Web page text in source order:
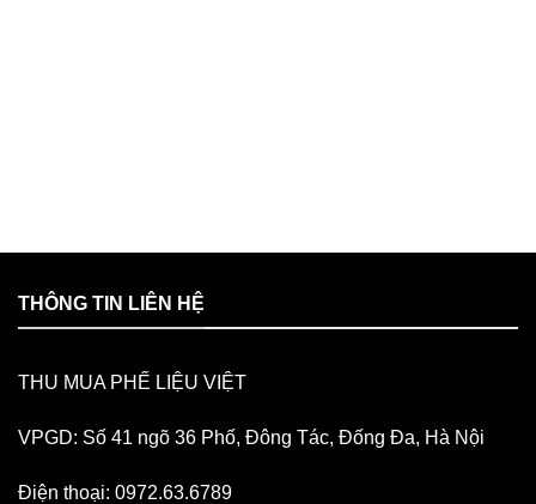
THÔNG TIN LIÊN HỆ
THU MUA PHẾ LIỆU VIỆT
VPGD: Số 41 ngõ 36 Phố, Đông Tác, Đống Đa, Hà Nội
Điện thoại: 0972.63.6789